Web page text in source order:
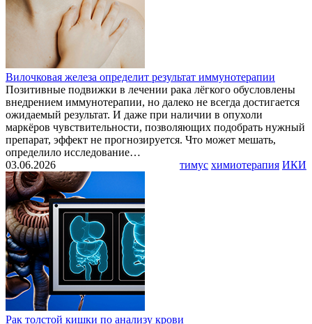
Вилочковая железа определит результат иммунотерапии
Позитивные подвижки в лечении рака лёгкого обусловлены
внедрением иммунотерапии, но далеко не всегда достигается
ожидаемый результат. И даже при наличии в опухоли
маркёров чувствительности, позволяющих подобрать нужный
препарат, эффект не прогнозируется. Что может мешать,
определило исследование…
тимус химиотерапия ИКИ
03.06.2026
Рак толстой кишки по анализу крови